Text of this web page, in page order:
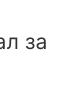
за